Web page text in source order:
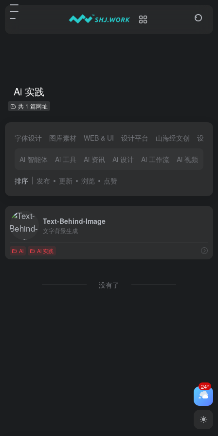
Ai 实践
共 1 篇网址
字体设计 图库素材 WEB & UI 设计平台 山海经文创 设计
Ai 智能体 Ai 工具 Ai 资讯 Ai 设计 Ai 工作流 Ai 视频
排序 发布 更新 浏览 点赞
Text-Behind-Image
文字背景生成
Ai Ai 实践
没有了
24°